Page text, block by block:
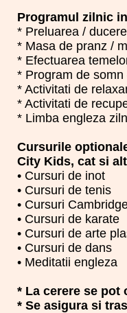
Programul zilnic
* Preluarea /
* Masa de pranz /
* Efectuarea
* Program de
* Activitati de
* Activitati de
* Limba engleza
Cursurile
City Kids, cat si
• Cursuri de inot
• Cursuri de tenis
• Cursuri
• Cursuri de karate
• Cursuri de arte
• Cursuri de dans
• Meditatii engleza
* La cerere se pot
* Se asigura si